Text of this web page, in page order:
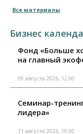
Все материалы
Бизнес
Фонд «Больше
на главный
09 августа 2026, 12:00
Семинар-
лидера»
11 августа 2026, 10:00